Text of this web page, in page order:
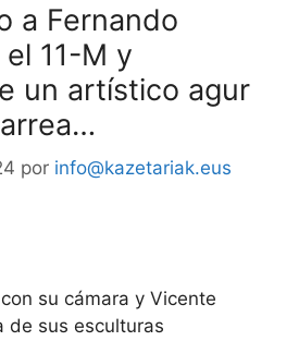
a Fernando
11-M y
un artístico agur
por info@kazetariak.eus
su cámara y Vicente
de sus esculturas